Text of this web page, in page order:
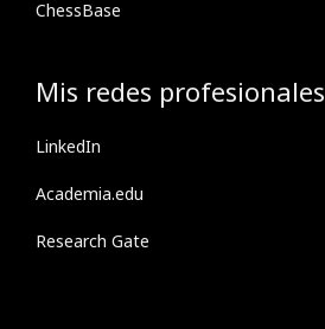
ChessBase
Mis redes profesionales
LinkedIn
Academia.edu
Research Gate